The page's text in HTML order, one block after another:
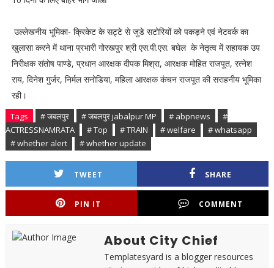
उल्लेखनीय भूमिका- क्रिकेट के सट्टे से जुडे सटोरियों को पकड़ने एवं नेटवर्क का
खुलासा करने में थाना प्रभारी गोरखपुर श्री एस.पी.एस. बघेल के नेतृत्व में सहायक उप
निरीक्षक संतोष पाण्डे, प्रधान आरक्षक दीपक मिश्रा, आरक्षक मोहित राजपूत, रत्नेश
राय, दिनेश गुर्जर, निर्मल सनोडिया, महिला आरक्षक कंचन राजपूत की सराहनीय भूमिका
रही।
Tags # जबलपुर # जबलपुर jabalpur MP # abpnews
#
ACTRESSNAMRATA
# Top # TRAIN # welfare
# whatsapp
# whether alert
# whether update
TWEET SHARE
PIN IT COMMENT
About City Chief
Templatesyard is a blogger resources